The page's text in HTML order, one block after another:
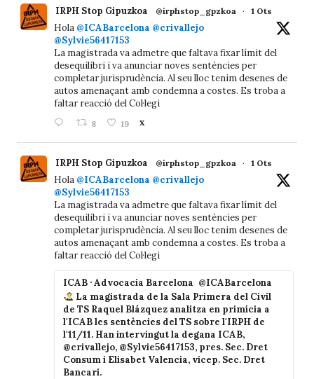
IRPH Stop Gipuzkoa @irphstop_gpzkoa · 1 Ots
Hola @ICABarcelona @crivallejo
@Sylvie56417153
La magistrada va admetre que faltava fixar límit del
desequilibri i va anunciar noves sentències per
completar jurisprudència. Al seu lloc tenim desenes de
autos amenaçant amb condemna a costes. Es troba a
faltar reacció del Col·legi
8 19 X
IRPH Stop Gipuzkoa @irphstop_gpzkoa · 1 Ots
Hola @ICABarcelona @crivallejo
@Sylvie56417153
La magistrada va admetre que faltava fixar límit del
desequilibri i va anunciar noves sentències per
completar jurisprudència. Al seu lloc tenim desenes de
autos amenaçant amb condemna a costes. Es troba a
faltar reacció del Col·legi
ICAB · Advocacia Barcelona @ICABarcelona
La magistrada de la Sala Primera del Civil
de TS Raquel Blázquez analitza en primícia a
l'ICAB les sentències del TS sobre l'IRPH de
l'11/11. Han intervingut la degana ICAB,
@crivallejo, @Sylvie56417153, pres. Sec. Dret
Consum i Elisabet Valencia, vicep. Sec. Dret
Bancari.